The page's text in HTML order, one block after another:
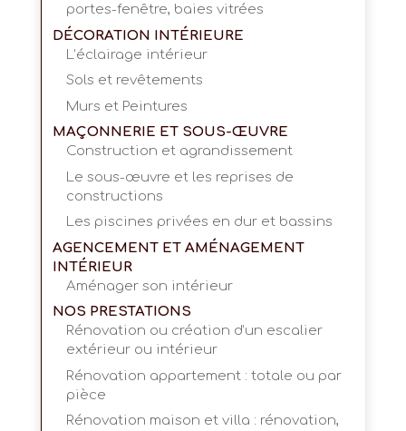
portes-fenêtre, baies vitrées
DÉCORATION INTÉRIEURE
L’éclairage intérieur
Sols et revêtements
Murs et Peintures
MAÇONNERIE ET SOUS-ŒUVRE
Construction et agrandissement
Le sous-œuvre et les reprises de
constructions
Les piscines privées en dur et bassins
AGENCEMENT ET AMÉNAGEMENT
INTÉRIEUR
Aménager son intérieur
NOS PRESTATIONS
Rénovation ou création d’un escalier
extérieur ou intérieur
Rénovation appartement : totale ou par
pièce
Rénovation maison et villa : rénovation,